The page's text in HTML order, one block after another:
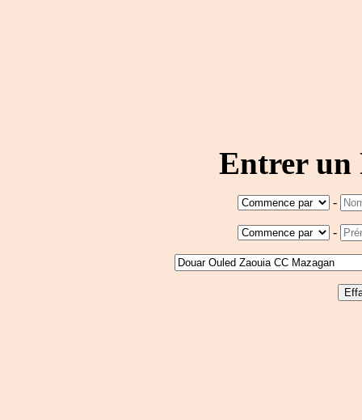
Entrer un
-
-